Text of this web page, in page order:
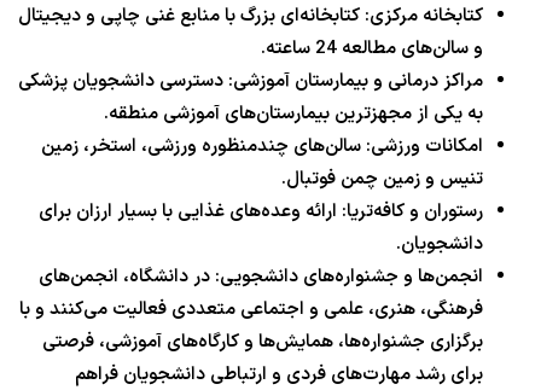
کتابخانه مرکزی: کتابخانه‌ای بزرگ با منابع غنی چاپی و دیجیتال
و سالن‌های مطالعه 24 ساعته.
مراکز درمانی و بیمارستان آموزشی: دسترسی دانشجویان پزشکی
به یکی از مجهزترین بیمارستان‌های آموزشی منطقه.
امکانات ورزشی: سالن‌های چندمنظوره ورزشی، استخر، زمین
تنیس و زمین چمن فوتبال.
رستوران و کافه‌تریا: ارائه وعده‌های غذایی با بسیار ارزان برای
دانشجویان.
انجمن‌ها و جشنواره‌های دانشجویی: در دانشگاه، انجمن‌های
فرهنگی، هنری، علمی و اجتماعی متعددی فعالیت می‌کنند و با
برگزاری جشنواره‌ها، همایش‌ها و کارگاه‌های آموزشی، فرصتی
برای رشد مهارت‌های فردی و ارتباطی دانشجویان فراهم